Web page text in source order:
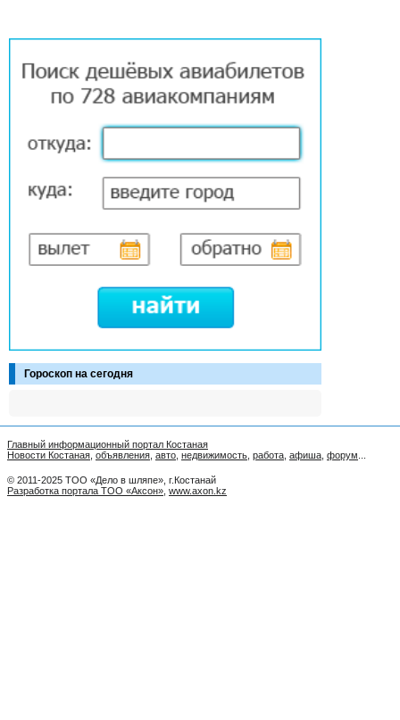
Гороскоп на сегодня
Главный информационный портал Костаная
Новости Костаная объявления авто недвижимость работа афиша форум
© 2011-2025 ТОО «Дело в шляпе», г.Костанай
Разработка портала ТОО «Аксон» www.axon.kz